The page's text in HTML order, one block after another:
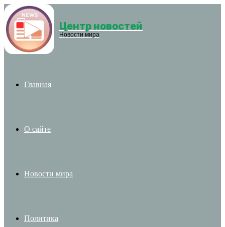
Menu Центр новостей
Новости мира
Главная
О сайте
Новости мира
Политика